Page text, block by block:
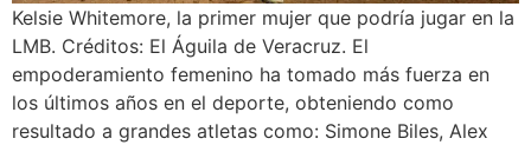
Kelsie Whitemore, la primer mujer que podría jugar en la
LMB. Créditos: El Águila de Veracruz. El
empoderamiento femenino ha tomado más fuerza en
los últimos años en el deporte, obteniendo como
resultado a grandes atletas como: Simone Biles, Alex